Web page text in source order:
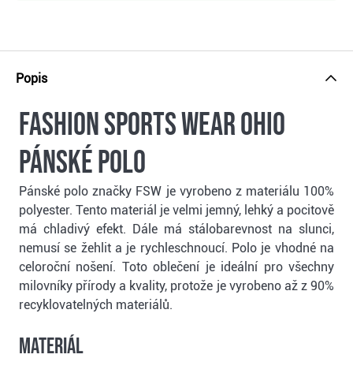
Popis
Fashion Sports Wear Ohio
pánské polo
Pánské polo značky FSW je vyrobeno z materiálu 100%
polyester. Tento materiál je velmi jemný, lehký a pocitově
má chladivý efekt. Dále má stálobarevnost na slunci,
nemusí se žehlit a je rychleschnoucí. Polo je vhodné na
celoroční nošení. Toto oblečení je ideální pro všechny
milovníky přírody a kvality, protože je vyrobeno až z 90%
recyklovatelných materiálů.
Materiál